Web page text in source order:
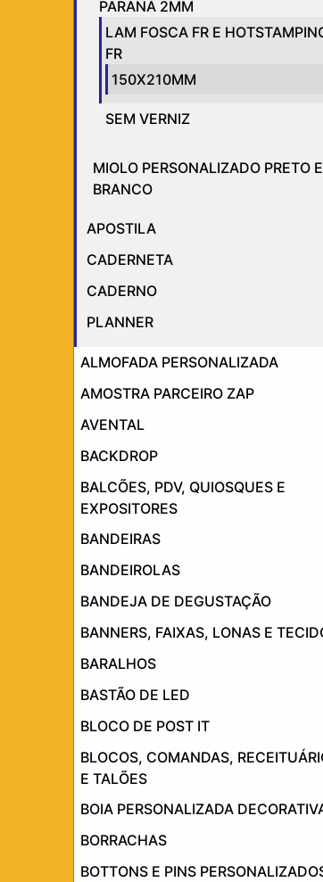
PARANÁ 2MM
LAM FOSCA FR E
FR
150X210MM
SEM VERNIZ
MIOLO PERSONALIZADO PRETO E
BRANCO
APOSTILA
CADERNETA
CADERNO
PLANNER
ALMOFADA PERSONALIZADA
AMOSTRA PARCEIRO ZAP
AVENTAL
BACKDROP
BALCÕES, PDV, QUIOSQUES E
EXPOSITORES
BANDEIRAS
BANDEIROLAS
BANDEJA DE DEGUSTAÇÃO
BANNERS, FAIXAS, LONAS E
BARALHOS
BASTÃO DE LED
BLOCO DE POST IT
BLOCOS, COMANDAS,
E TALÕES
BOIA PERSONALIZADA
BORRACHAS
BOTTONS E PINS